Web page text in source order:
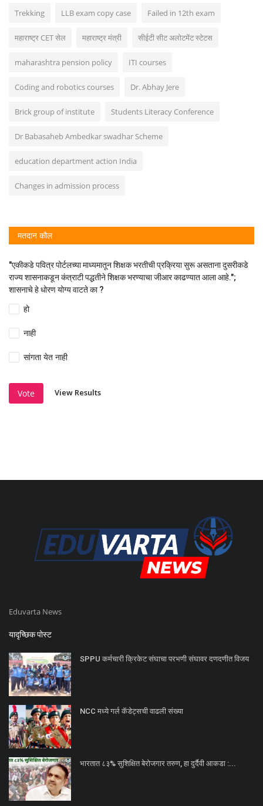
Trekking LLB exam copy case Failed in 12th exam
महाराष्ट्र CET सेल महाराष्ट्र मंत्री सीईटी सीट अलोटमेंट स्टेटस
maharashtra pension policy ITI courses
Coding and robotics courses Dr. Abhay Jere
Brick group of institute Students Literacy Conference
Dr Babasaheb Ambedkar swadhar Scheme
education department action India
Changes in admission process
मतदान कौल
"एकीकडे पवित्र पोर्टलच्या माध्यमातून शिक्षक भरतीची प्रक्रिया सुरू असताना दुसरीकडे
राज्य शासनाकडून कंत्राटी पद्धतीने शिक्षक भरण्याचा जीआर काढण्यात आला आहे.";
शासनाचे हे धोरण योग्य वाटते का ?
हो
नाही
सांगता येत नाही
Vote View Results
Eduvarta News
यादृच्छिक पोस्ट
SPPU कर्मचारी क्रिकेट संघाचा परभणी संघावर दणदणीत विजय
NCC मध्ये गर्ल कॅडेट्सची वाढली संख्या
भारतात ८३% सुशिक्षित बेरोजगार तरुण, हा दुर्दैवी आकडा :...